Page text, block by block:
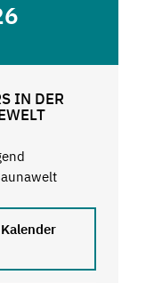
IN DER
Kalender